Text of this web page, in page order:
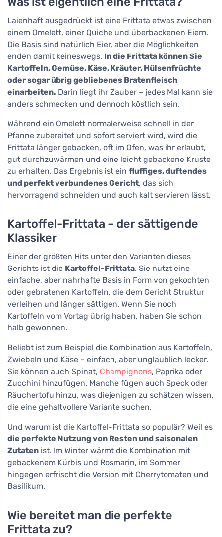
Laienhaft ausgedrückt ist eine Frittata etwas zwischen
einem Omelett, einer Quiche und überbackenen Eiern.
Die Basis sind natürlich Eier, aber die Möglichkeiten
enden damit keineswegs. In die Frittata können Sie
Kartoffeln, Gemüse, Käse, Kräuter, Hülsenfrüchte
oder sogar übrig gebliebenes Bratenfleisch
einarbeiten. Darin liegt ihr Zauber – jedes Mal kann sie
anders schmecken und dennoch köstlich sein.
Während ein Omelett normalerweise schnell in der
Pfanne zubereitet und sofort serviert wird, wird die
Frittata länger gebacken, oft im Ofen, was ihr erlaubt,
gut durchzuwärmen und eine leicht gebackene Kruste
zu erhalten. Das Ergebnis ist ein fluffiges, duftendes
und perfekt verbundenes Gericht, das sich
hervorragend schneiden und auch kalt servieren lässt.
Kartoffel-Frittata – der sättigende
Klassiker
Einer der größten Hits unter den Varianten dieses
Gerichts ist die Kartoffel-Frittata. Sie nutzt eine
einfache, aber nahrhafte Basis in Form von gekochten
oder gebratenen Kartoffeln, die dem Gericht Struktur
verleihen und länger sättigen. Wenn Sie noch
Kartoffeln vom Vortag übrig haben, haben Sie schon
halb gewonnen.
Beliebt ist zum Beispiel die Kombination aus Kartoffeln,
Zwiebeln und Käse – einfach, aber unglaublich lecker.
Sie können auch Spinat, Champignons, Paprika oder
Zucchini hinzufügen. Manche fügen auch Speck oder
Räuchertofu hinzu, was diejenigen zu schätzen wissen,
die eine gehaltvollere Variante suchen.
Und warum ist die Kartoffel-Frittata so populär? Weil es
die perfekte Nutzung von Resten und saisonalen
Zutaten ist. Im Winter wärmt die Kombination mit
gebackenem Kürbis und Rosmarin, im Sommer
hingegen erfrischt die Version mit Cherrytomaten und
Basilikum.
Wie bereitet man die perfekte
Frittata zu?